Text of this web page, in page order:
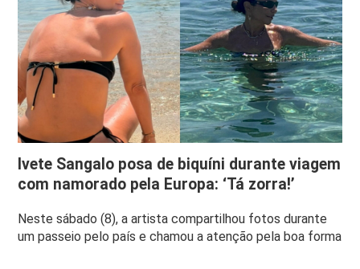
Ivete Sangalo posa de biquíni durante viagem
com namorado pela Europa: ‘Tá zorra!’
Neste sábado (8), a artista compartilhou fotos durante
um passeio pelo país e chamou a atenção pela boa forma